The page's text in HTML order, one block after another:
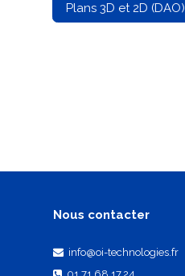
Plans 3D et 2D (DAO)
Nous contacter
info@oi-technologies.fr